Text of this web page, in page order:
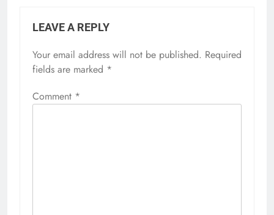
LEAVE A REPLY
Your email address will not be published. Required
fields are marked *
Comment *